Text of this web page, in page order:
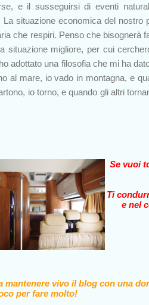
e il susseguirsi di eventi
La situazione economica del
che respiri. Penso che bisognerà
situazione migliore, per cui
adottato una filosofia che mi ha
al mare, io vado in montagna, e
io torno, e quando gli altri
Se vuoi
Ti
e nel
mantenere vivo il blog con una
per fare molto!